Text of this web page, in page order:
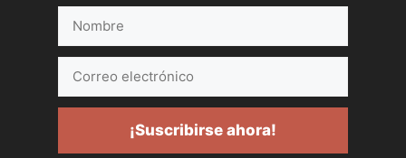
electrónico
¡Suscribirse ahora!